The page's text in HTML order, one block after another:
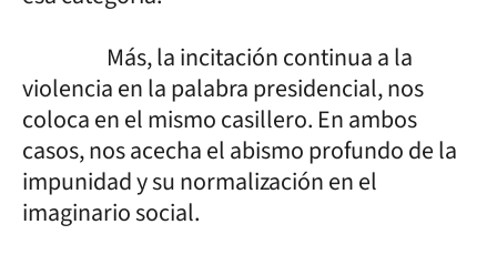
Más, la incitación continua a la
violencia en la palabra presidencial, nos
coloca en el mismo casillero. En ambos
casos, nos acecha el abismo profundo de la
impunidad y su normalización en el
imaginario social.